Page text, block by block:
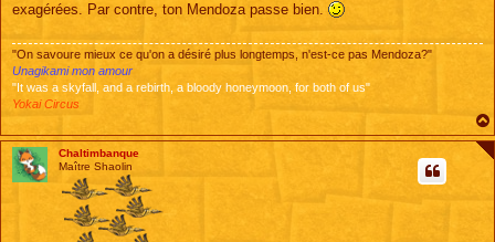
a
exagérées. Par contre, ton Mendoza passe bien.
"On savoure mieux ce qu'on a désiré plus longtemps, n'est-ce pas Mendoza?"
Unagikami mon amour
"It was a skyfall, and a rebirth, a bloody honeymoon, for both of us"
Yokai Circus
Chaltimbanque
Maître Shaolin